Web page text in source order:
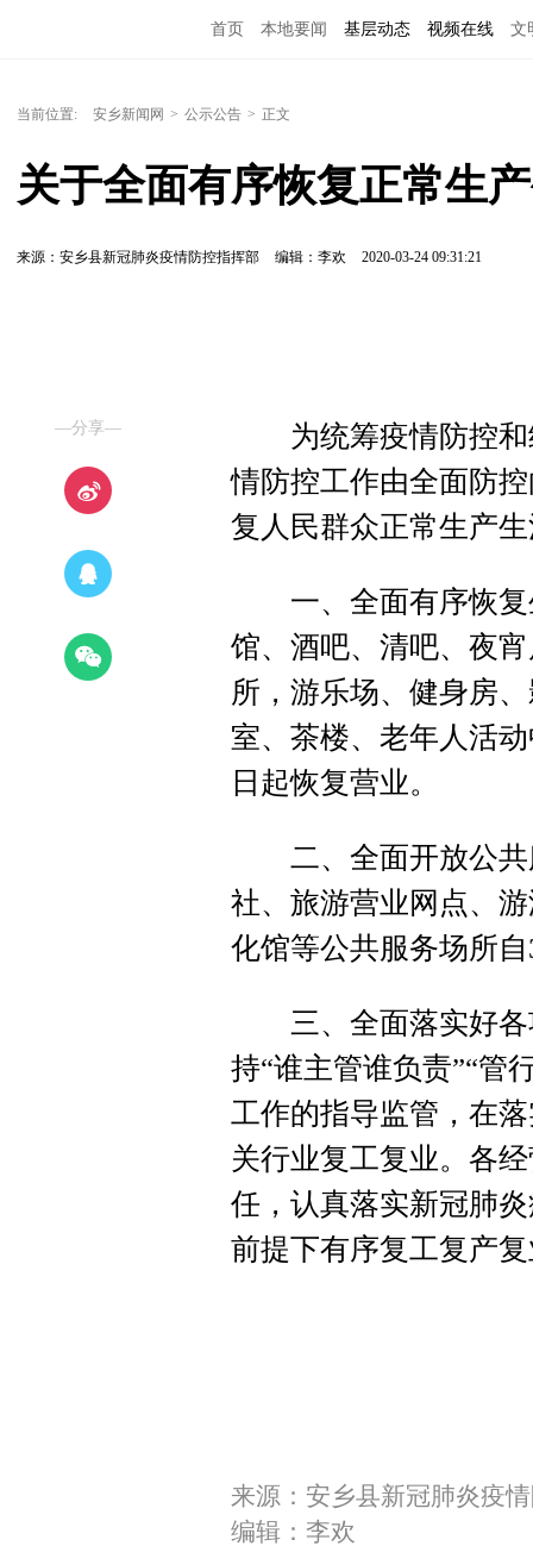
首页 本地要闻 基层动态 视频在线 文
当前位置: 安乡新闻网 > 公示公告 > 正文
关于全面有序恢复正常生
来源：安乡县新冠肺炎疫情防控指挥部 编辑：李欢 2020-03-24 09:31:21
—分享—
为统筹疫情防控和
情防控工作由全面防
复人民群众正常生产
一、全面有序恢复
馆、酒吧、清吧、夜
所，游乐场、健身房
室、茶楼、老年人活
日起恢复营业。
二、全面开放公共
社、旅游营业网点、
化馆等公共服务场所
三、全面落实好各
持“谁主管谁负责”“管
工作的指导监管，在
关行业复工复业。各
任，认真落实新冠肺
前提下有序复工复产
来源：安乡县新冠肺炎疫
编辑：李欢